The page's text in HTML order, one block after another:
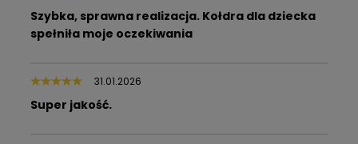
Szybka, sprawna realizacja. Kołdra dla dziecka
spełniła moje oczekiwania
31.01.2026
Super jakość.